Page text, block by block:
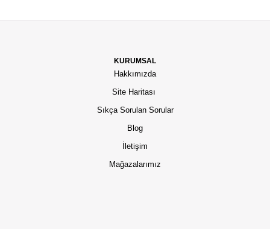
KURUMSAL
Hakkımızda
Site Haritası
Sıkça Sorulan Sorular
Blog
İletişim
Mağazalarımız